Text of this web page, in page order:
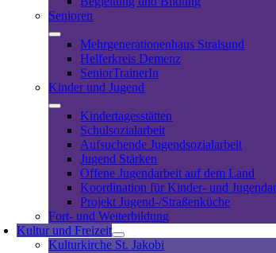
Senioren
Mehrgenerationenhaus Stralsund
Helferkreis Demenz
SeniorTrainerIn
Kinder und Jugend
Kindertagesstätten
Schulsozialarbeit
Aufsuchende Jugendsozialarbeit
Jugend Stärken
Offene Jugendarbeit auf dem Land
Koordination für Kinder- und
Projekt Jugend-/Straßenküche
Fort- und Weiterbildung
Kultur und Freizeit
Kulturkirche St. Jakobi